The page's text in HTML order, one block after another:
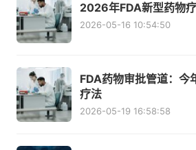
2026年FDA新型药物
2026-05-16 10:54:50
FDA药物审批管道：今
疗法
2026-05-19 16:58:58